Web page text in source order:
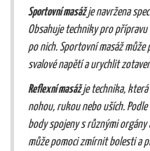
Sportovní masážje navržena
Obsahuje techniky pro
po nich. Sportovní masáž
svalové napětí a urychlit
Reflexní masážje technika, která
nohou, rukou nebo uších.
body spojeny s různými orgány
může pomoci zmírnit bolesti a